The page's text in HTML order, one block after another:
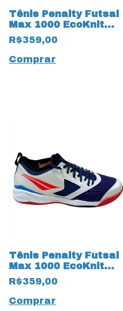
Tênis Penalty Futsal
Max 1000 EcoKnit
17234 Branco
R$359,00
Comprar
Tênis Penalty Futsal
Max 1000 EcoKnit
Branco 18824 Tricolor
R$359,00
Comprar